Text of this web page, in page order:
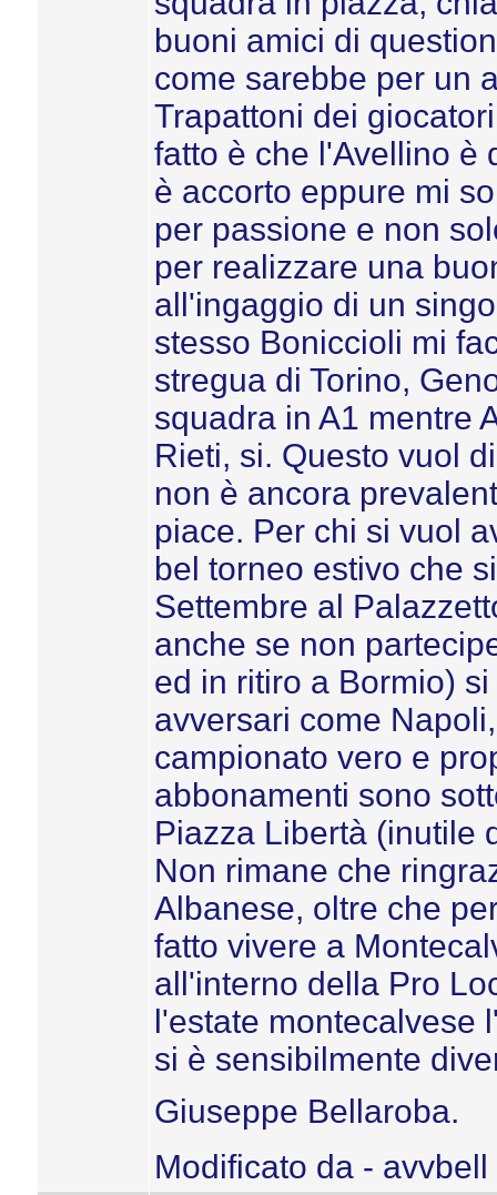
buoni amici di
come sarebbe per un
Trapattoni dei
fatto è che l'Avellino è
è accorto eppure mi
per passione e non
per realizzare una
all'ingaggio di un
stesso Boniccioli mi
stregua di Torino,
squadra in A1 mentre
Rieti, si. Questo vuol
non è ancora
piace. Per chi si vuol
bel torneo estivo che
Settembre al
anche se non
ed in ritiro a Bormio)
avversari come
campionato vero e
abbonamenti sono
Piazza Libertà (inutile
Non rimane che
Albanese, oltre che
fatto vivere a
all'interno della Pro
l'estate montecalvese
si è sensibilmente
Giuseppe Bellaroba.
Modificato da -